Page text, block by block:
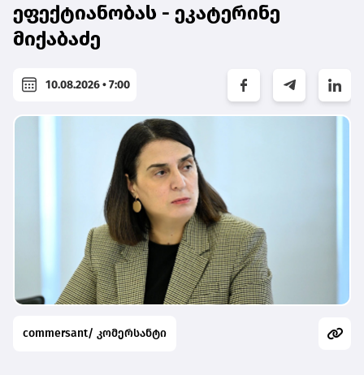
ეფექტიანობას - ეკატერინე
მიქაბაძე
10.08.2026 • 7:00
commersant/ კომერსანტი